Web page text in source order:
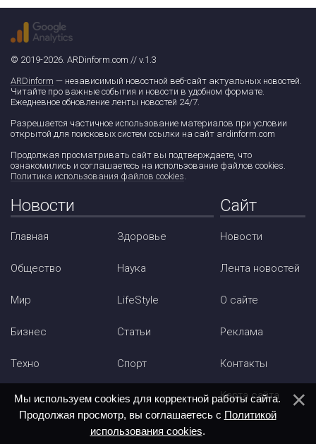
© 2019-2026. ARDinform.com // v.1.3
ARDinform — независимый новостной веб-сайт актуальных новостей.
Читайте про важные события и новости в удобном формате.
Ежедневное обновление ленты новостей 24/7.
Разрешается частичное использование материалов при условии
открытой для поисковых систем ссылки на сайт ardinform.com
Продолжая просматривать сайт вы подтверждаете, что
ознакомились и соглашаетесь на использование файлов cookies.
Политика использования файлов cookies.
Новости
Главная
Общество
Мир
Бизнес
Техно
Здоровье
Наука
LifeStyle
Статьи
Спорт
Сайт
Новости
Лента новостей
О сайте
Реклама
Контакты
Карта сайта
Мы используем cookies для корректной работы сайта.
Продолжая просмотр, вы соглашаетесь с Политикой
использования cookies.